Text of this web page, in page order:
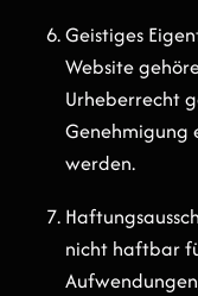
Geistiges
Website
Urheberrecht
Genehmigung
werden.
nicht haftbar